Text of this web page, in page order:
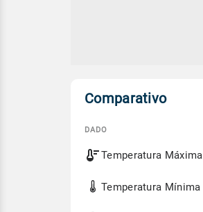
Comparativo
Comparativo
entre
previsão
DADO
Temperatura Máxima
Temperatura Mínima